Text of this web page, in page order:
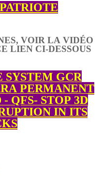
VOIR LA VIDÉO
LIEN CI-DESSOUS
SYSTEM GCR
PERMANENT
QFS- STOP 3D
IN ITS